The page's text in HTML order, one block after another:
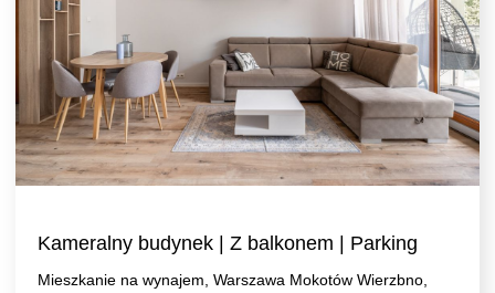
Kameralny budynek | Z balkonem | Parking
Mieszkanie na wynajem, Warszawa Mokotów Wierzbno,